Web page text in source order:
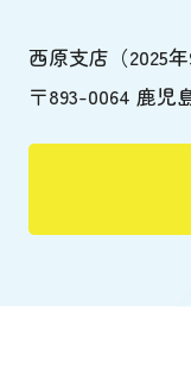
西原支店（2025
〒893-0064 鹿児